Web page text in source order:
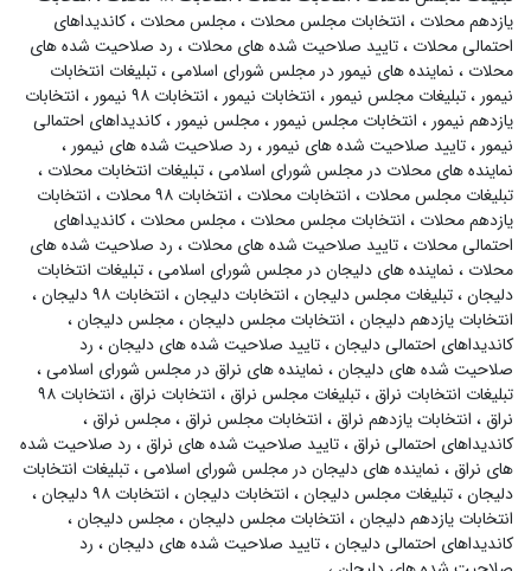
یازدهم محلات ، انتخابات مجلس محلات ،مجلس محلات ،کاندیداهای
احتمالی محلات ،تایید صلاحیت شده های محلات ، رد صلاحیت شده های
محلات ، نماینده های نیمور در مجلس شورای اسلامی،تبلیغات انتخابات
نیمور ،تبلیغات مجلس نیمور ، انتخابات نیمور ، انتخابات ۹۸ نیمور ، انتخابات
یازدهم نیمور ، انتخابات مجلس نیمور ،مجلس نیمور ،کاندیداهای احتمالی
نیمور ،تایید صلاحیت شده های نیمور ، رد صلاحیت شده های نیمور ،
نماینده های محلات در مجلس شورای اسلامی،تبلیغات انتخابات محلات ،
تبلیغات مجلس محلات ، انتخابات محلات ، انتخابات ۹۸ محلات ، انتخابات
یازدهم محلات ، انتخابات مجلس محلات ،مجلس محلات ،کاندیداهای
احتمالی محلات ،تایید صلاحیت شده های محلات ، رد صلاحیت شده های
محلات ، نماینده های دلیجان در مجلس شورای اسلامی،تبلیغات انتخابات
دلیجان،تبلیغات مجلس دلیجان، انتخابات دلیجان، انتخابات ۹۸ دلیجان
،
انتخابات یازدهم دلیجان، انتخابات مجلس دلیجان،مجلس دلیجان،
کاندیداهای احتمالی دلیجان،تایید صلاحیت شده های دلیجان، رد
صلاحیت شده های دلیجان، نماینده های نراق در مجلس شورای اسلامی،
تبلیغات انتخابات نراق ،تبلیغات مجلس نراق ، انتخابات نراق ،
انتخابات ۹۸
نراق ، انتخابات یازدهم نراق ، انتخابات مجلس نراق ،مجلس نراق ،
کاندیداهای احتمالی نراق ،تایید صلاحیت شده های نراق ، رد صلاحیت شده
های نراق ، نماینده های دلیجان در مجلس شورای اسلامی،تبلیغات انتخابات
دلیجان،تبلیغات مجلس دلیجان، انتخابات دلیجان، انتخابات ۹۸ دلیجان
،
انتخابات یازدهم دلیجان، انتخابات مجلس دلیجان،مجلس دلیجان،
کاندیداهای احتمالی دلیجان،تایید صلاحیت شده های دلیجان، رد